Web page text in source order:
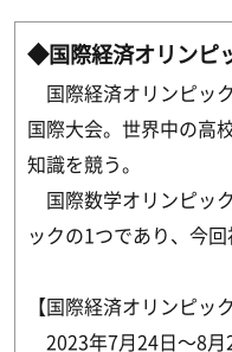
◆国際経済オリンピ
国際経済オリンピッ
国際大会。世界中の高
知識を競う。
国際数学オリンピッ
ックの1つであり、今
【国際経済オリンピッ
2023年7月24日～8月